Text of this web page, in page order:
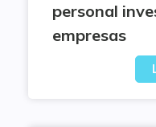
personal
empresas